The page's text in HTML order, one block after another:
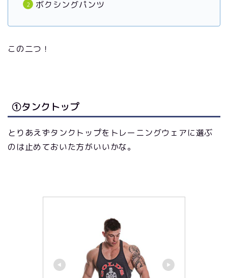
ボクシングパンツ
この二つ！
①タンクトップ
とりあえずタンクトップをトレーニングウェアに選ぶ
のは止めておいた方がいいかな。